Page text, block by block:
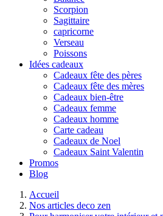
Scorpion
Sagittaire
capricorne
Verseau
Poissons
Idées cadeaux
Cadeaux fête des pères
Cadeaux fête des mères
Cadeaux bien-être
Cadeaux femme
Cadeaux homme
Carte cadeau
Cadeaux de Noel
Cadeaux Saint Valentin
Promos
Blog
Accueil
Nos articles deco zen